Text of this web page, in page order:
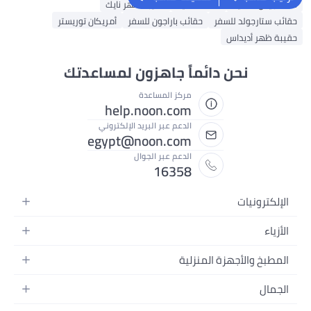
شنط جيس نسائية شنط نسائية
حقيبة ظهر نايك
حقائب ستارجولد للسفر
حقائب باراجون للسفر
أمريكان توريستر
حقيبة ظهر أديداس
نحن دائماً جاهزون لمساعدتك
مركز المساعدة
help.noon.com
الدعم عبر البريد الإلكتروني
egypt@noon.com
الدعم عبر الجوال
16358
الإلكترونيات
الهواتف المتحركة
أجهزة الكمبيوتر المحمولة
الأجهزة المنزلية
الأزياء
أزياء نسائية
أزياء البنات
المطبخ والأجهزة المنزلية
المطبخ وأدوات الطعام
الجمال